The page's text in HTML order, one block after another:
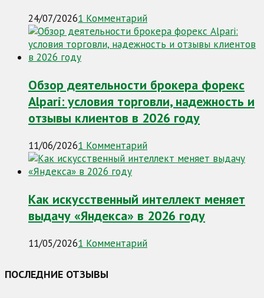
24/07/20261 Комментарий
Обзор деятельности брокера форекс
Alpari: условия торговли, надежность и
отзывы клиентов в 2026 году
11/06/20261 Комментарий
Как искусственный интеллект меняет
выдачу «Яндекса» в 2026 году
11/05/20261 Комментарий
ПОСЛЕДНИЕ ОТЗЫВЫ